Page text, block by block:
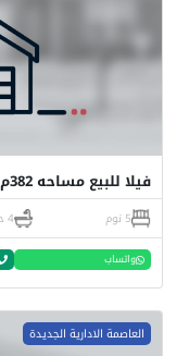
فيلا للبيع مساحه 382م في دي جويا بالتقسيط على 10 سنوات
5 نوم 4 حمام
واتساب
العاصمة الادارية الجديدة